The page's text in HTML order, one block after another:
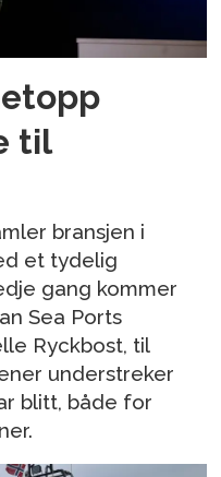
til
bransjen i
et tydelig
gang kommer
Sea Ports
Ryckbost, til
understreker
blitt, både for